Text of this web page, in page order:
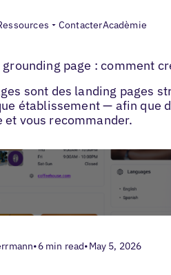
ContacterAcadèmie
local> Grounding pages pour la
grounding page : comment
sont des landing pages
établissement — afin que
et vous recommander.
•6 min read•May 5, 2026